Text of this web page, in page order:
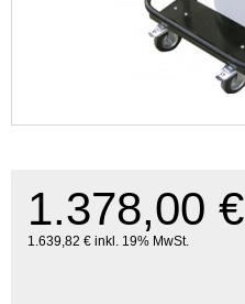
1.378,00 €
1.639,82 € inkl. 19% MwSt.